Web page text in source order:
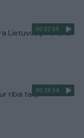
00:02:59
Lietuvos įmonė: ar
00:28:54
riba tarp